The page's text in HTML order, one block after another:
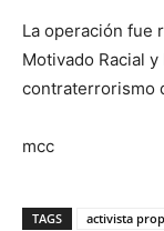
La operación fue
Motivado Racial
contraterrorismo
mcc
TAGS activista